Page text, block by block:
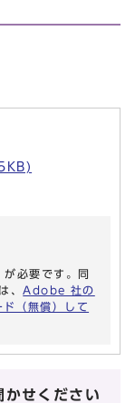
必要です。同
、 Adobe 社の
（無償）して
かせください